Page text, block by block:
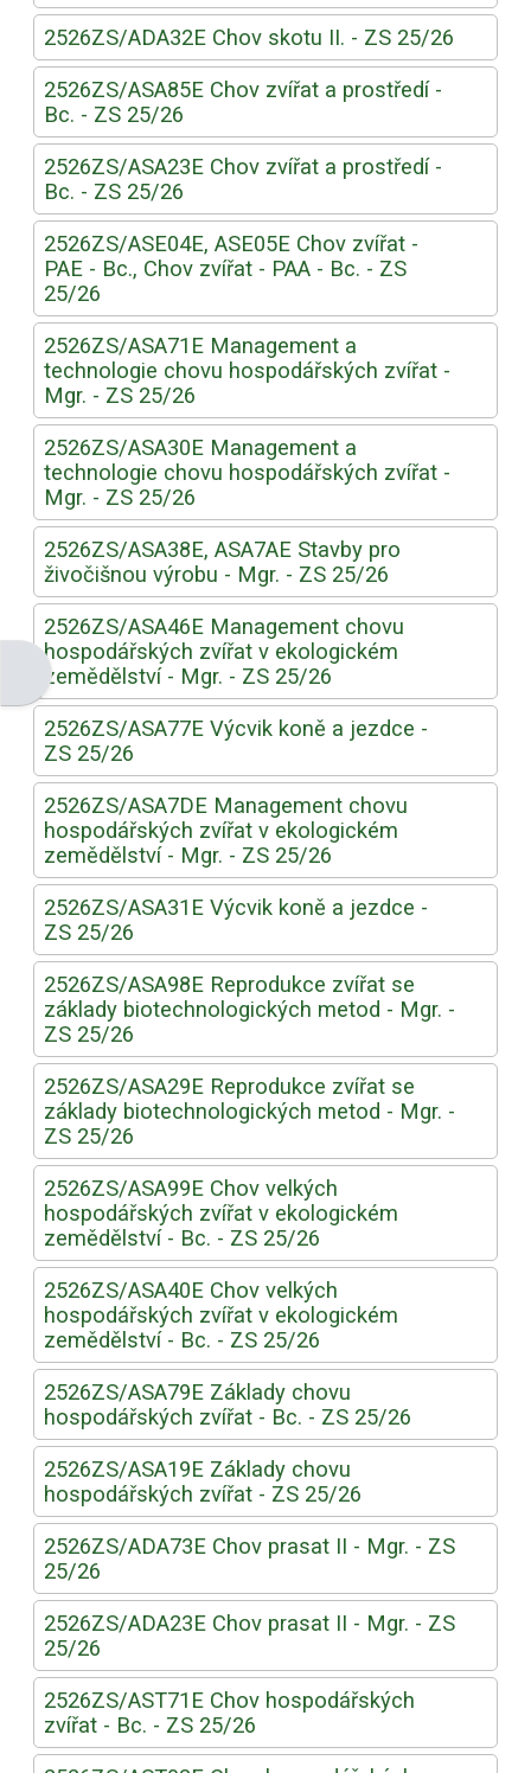
Otevřít panel bloku
2526ZS/ADA32E Chov skotu II. - ZS 25/26
2526ZS/ASA85E Chov zvířat a prostředí -
Bc. - ZS 25/26
2526ZS/ASA23E Chov zvířat a prostředí -
Bc. - ZS 25/26
2526ZS/ASE04E, ASE05E Chov zvířat -
PAE - Bc., Chov zvířat - PAA - Bc. - ZS
25/26
2526ZS/ASA71E Management a
technologie chovu hospodářských zvířat -
Mgr. - ZS 25/26
2526ZS/ASA30E Management a
technologie chovu hospodářských zvířat -
Mgr. - ZS 25/26
2526ZS/ASA38E, ASA7AE Stavby pro
živočišnou výrobu - Mgr. - ZS 25/26
2526ZS/ASA46E Management chovu
hospodářských zvířat v ekologickém
zemědělství - Mgr. - ZS 25/26
2526ZS/ASA77E Výcvik koně a jezdce -
ZS 25/26
2526ZS/ASA7DE Management chovu
hospodářských zvířat v ekologickém
zemědělství - Mgr. - ZS 25/26
2526ZS/ASA31E Výcvik koně a jezdce -
ZS 25/26
2526ZS/ASA98E Reprodukce zvířat se
základy biotechnologických metod - Mgr. -
ZS 25/26
2526ZS/ASA29E Reprodukce zvířat se
základy biotechnologických metod - Mgr. -
ZS 25/26
2526ZS/ASA99E Chov velkých
hospodářských zvířat v ekologickém
zemědělství - Bc. - ZS 25/26
2526ZS/ASA40E Chov velkých
hospodářských zvířat v ekologickém
zemědělství - Bc. - ZS 25/26
2526ZS/ASA79E Základy chovu
hospodářských zvířat - Bc. - ZS 25/26
2526ZS/ASA19E Základy chovu
hospodářských zvířat - ZS 25/26
2526ZS/ADA73E Chov prasat II - Mgr. - ZS
25/26
2526ZS/ADA23E Chov prasat II - Mgr. - ZS
25/26
2526ZS/AST71E Chov hospodářských
zvířat - Bc. - ZS 25/26